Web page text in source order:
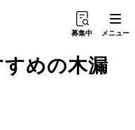
募集中 メニュー
めの木漏